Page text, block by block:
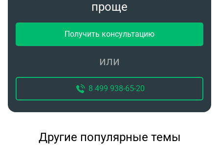
проще
Получить консультацию
или
8 499 938-65-20
Другие популярные темы